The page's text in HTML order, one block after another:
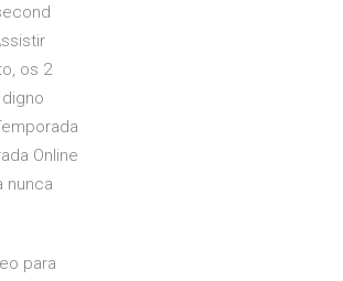
os 2
Online
nunca
para